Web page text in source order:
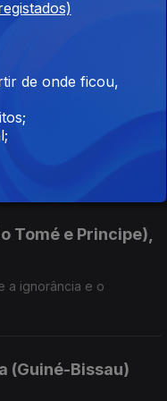
Tomé e Principe),
a ignorância e o
(Guiné-Bissau)
de onde ficou,